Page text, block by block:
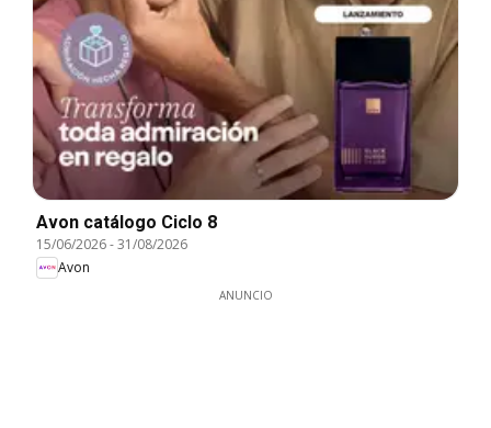
Avon catálogo Ciclo 8
15/06/2026-31/08/2026
Avon
ANUNCIO